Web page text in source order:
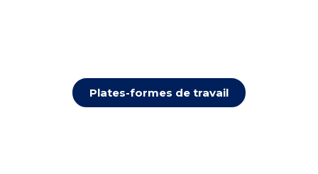
Plates-formes de travail